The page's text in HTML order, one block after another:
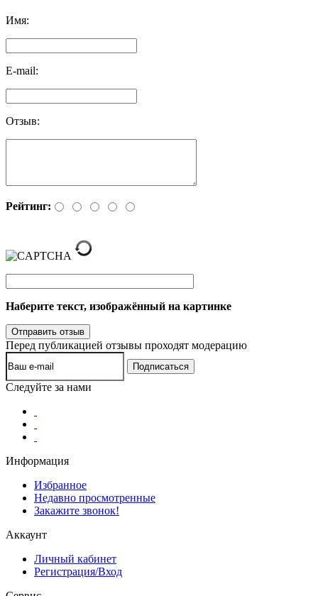
Имя:
E-mail:
Отзыв:
Рейтинг:
Наберите текст, изображённый на картинке
Перед публикацией отзывы проходят модерацию
Следуйте за нами
Информация
Избранное
Недавно просмотренные
Закажите звонок!
Аккаунт
Личный кабинет
Регистрация/Вход